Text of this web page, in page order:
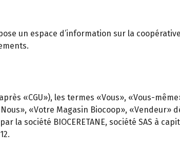
un espace d’information sur la
«CGU»), les termes «Vous», «Vous-
«Votre Magasin Biocoop»,
la société BIOCERETANE, société SAS à